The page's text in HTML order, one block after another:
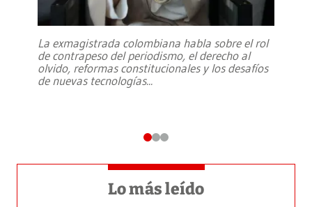
La exmagistrada colombiana habla sobre el rol
de contrapeso del periodismo, el derecho al
olvido, reformas constitucionales y los desafíos
de nuevas tecnologías...
Lo más leído